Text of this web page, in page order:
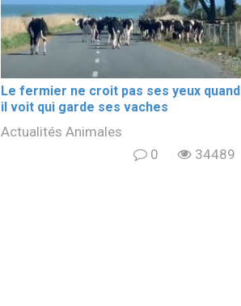
Le fermier ne croit pas ses yeux quand
il voit qui garde ses vaches
Actualités Animales
0
34489